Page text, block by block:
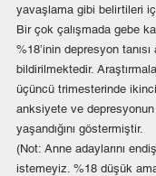
yavaşlama gibi belirtileri
Bir çok çalışmada gebe
%18’inin depresyon tanısı
bildirilmektedir.
üçüncü trimesterinde
anksiyete ve
yaşandığını göstermiştir.
(Not: Anne adaylarını
istemeyiz. %18 düşük